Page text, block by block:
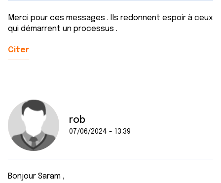
Merci pour ces messages . Ils redonnent espoir à ceux
qui démarrent un processus .
Citer
rob
07/06/2024 - 13:39
Bonjour Saram ,